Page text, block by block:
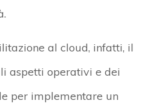
al cloud, infatti, il
aspetti operativi e dei
per implementare un